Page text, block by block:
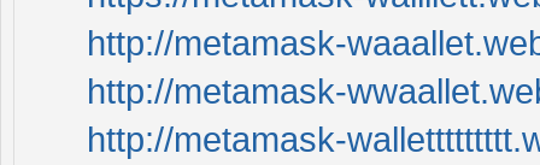
http://metamask-
http://metamask-
http://metamask-